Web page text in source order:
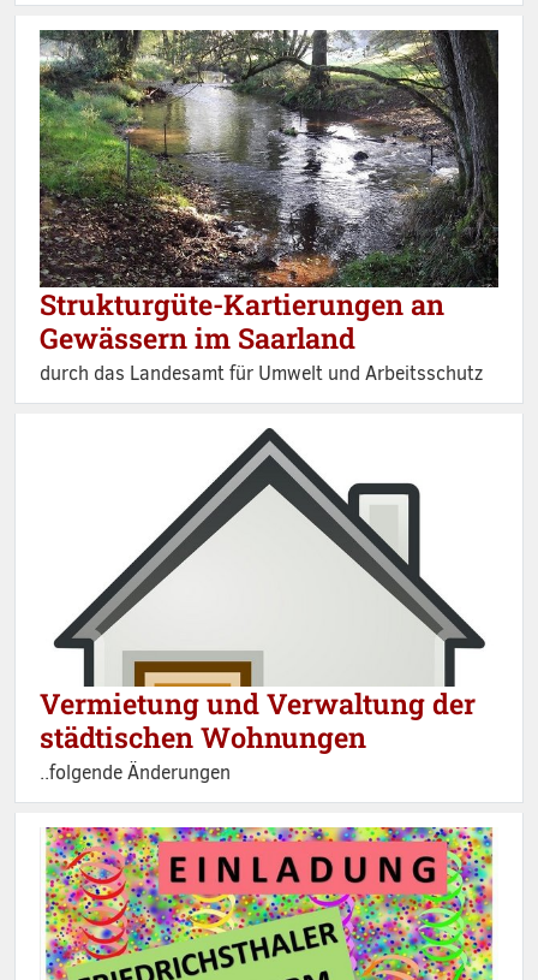
Strukturgüte-Kartierungen an
Gewässern im Saarland
durch das Landesamt für Umwelt und Arbeitsschutz
Vermietung und Verwaltung der
städtischen Wohnungen
..folgende Änderungen